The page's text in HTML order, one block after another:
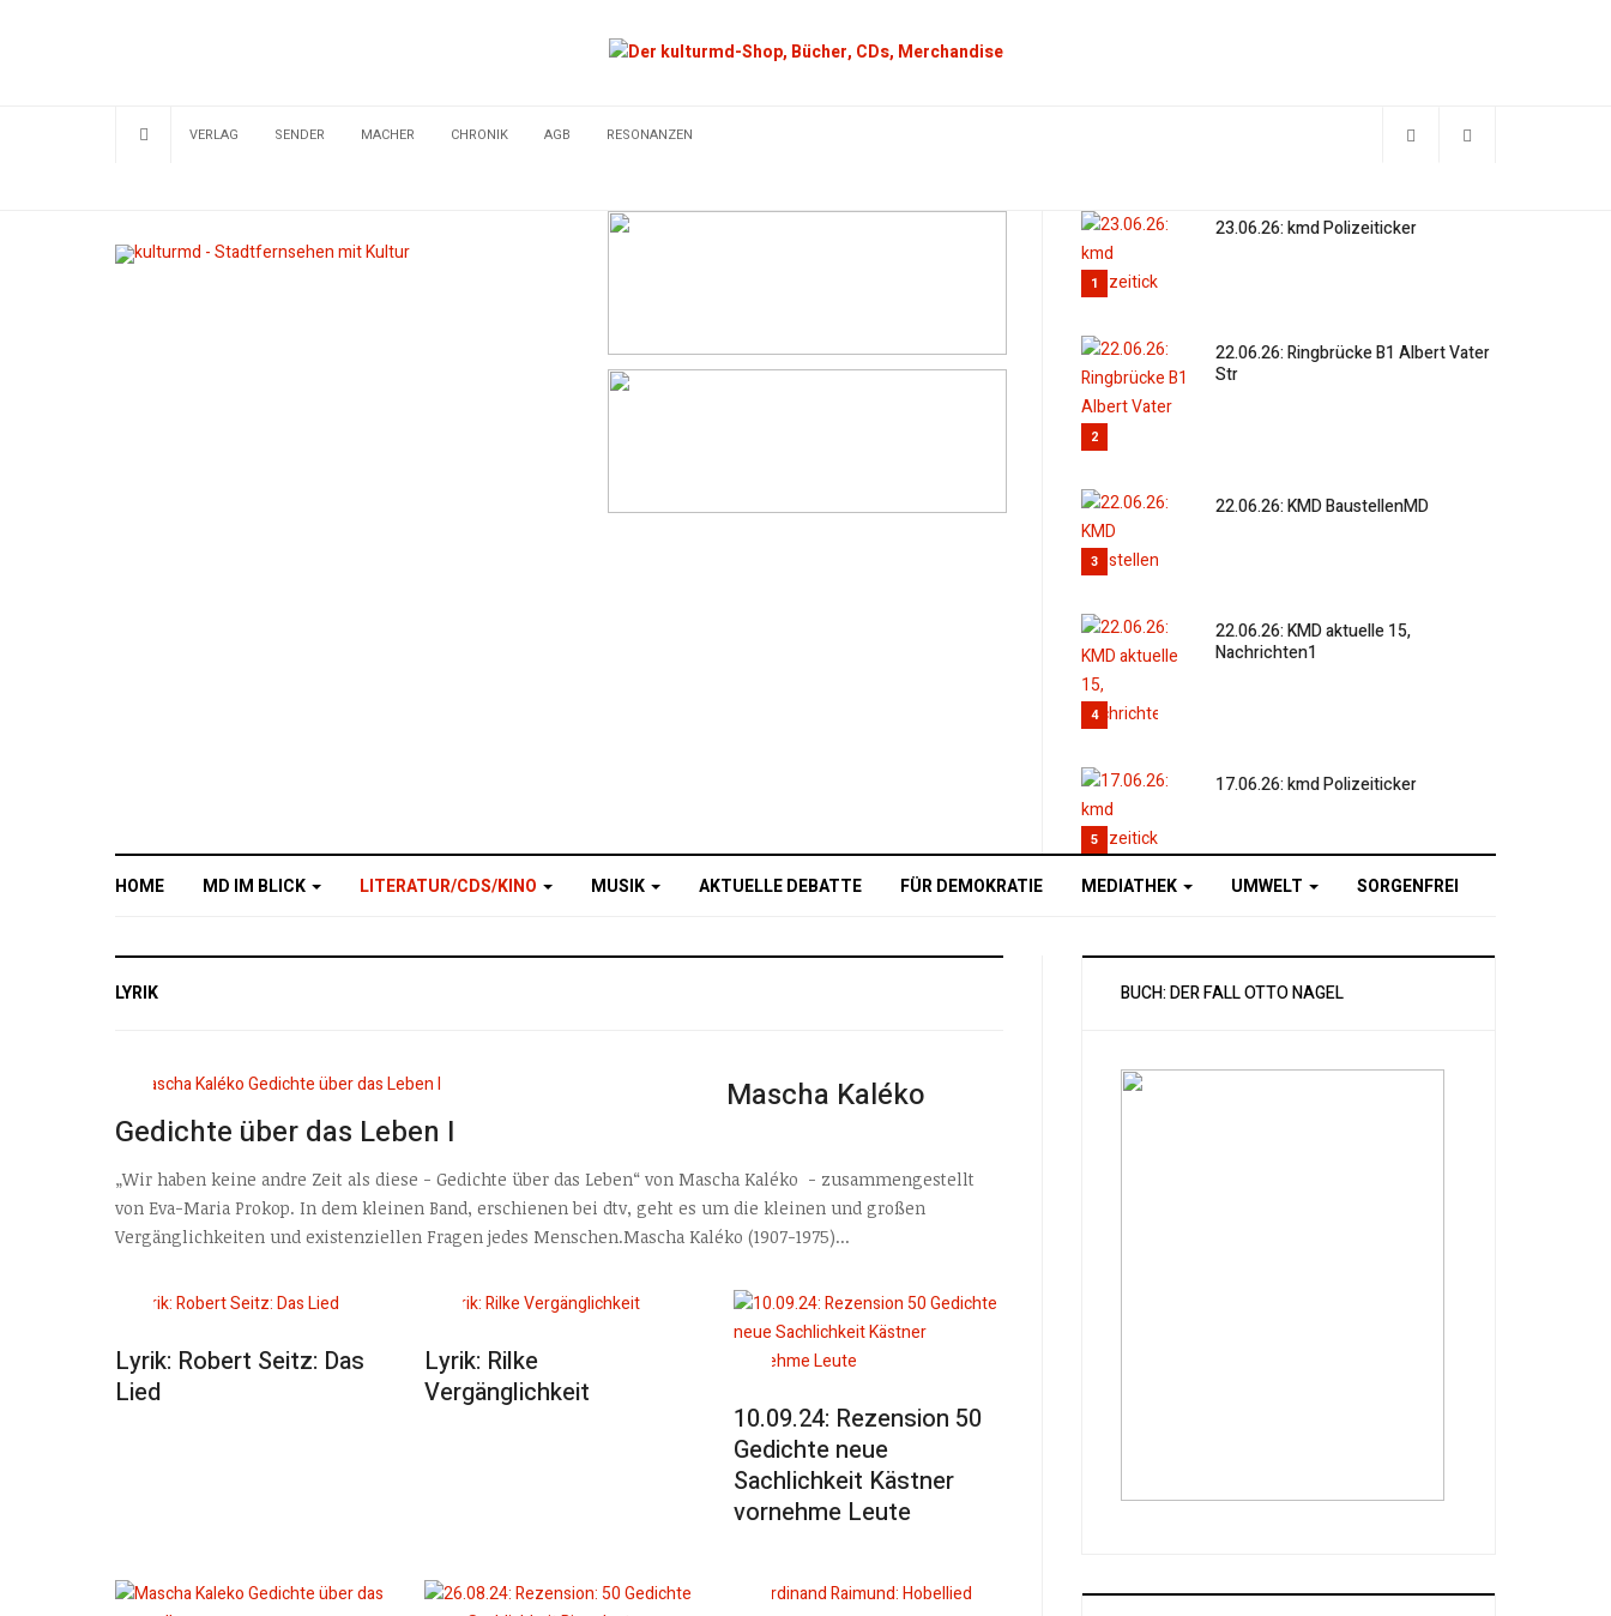
VERLAG SENDER MACHER CHRONIK AGB RESONANZEN
1
23.06.26: kmd Polizeiticker
2
22.06.26: Ringbrücke B1 Albert Vater
Str
3
22.06.26: KMD BaustellenMD
4
22.06.26: KMD aktuelle 15,
Nachrichten1
5
17.06.26: kmd Polizeiticker
HOME MD IM BLICK LITERATUR/CDS/KINO MUSIK AKTUELLE DEBATTE FÜR DEMOKRATIE MEDIATHEK UMWELT SORGENFREI
LYRIK
Mascha Kaléko
Gedichte über das Leben I
„Wir haben keine andre Zeit als diese - Gedichte über das Leben“ von Mascha Kaléko - zusammengestellt
von Eva-Maria Prokop. In dem kleinen Band, erschienen bei dtv, geht es um die kleinen und großen
Vergänglichkeiten und existenziellen Fragen jedes Menschen.Mascha Kaléko (1907-1975)...
Lyrik: Robert Seitz: Das
Lied
Lyrik: Rilke
Vergänglichkeit
10.09.24: Rezension 50
Gedichte neue
Sachlichkeit Kästner
vornehme Leute
BUCH: DER FALL OTTO NAGEL